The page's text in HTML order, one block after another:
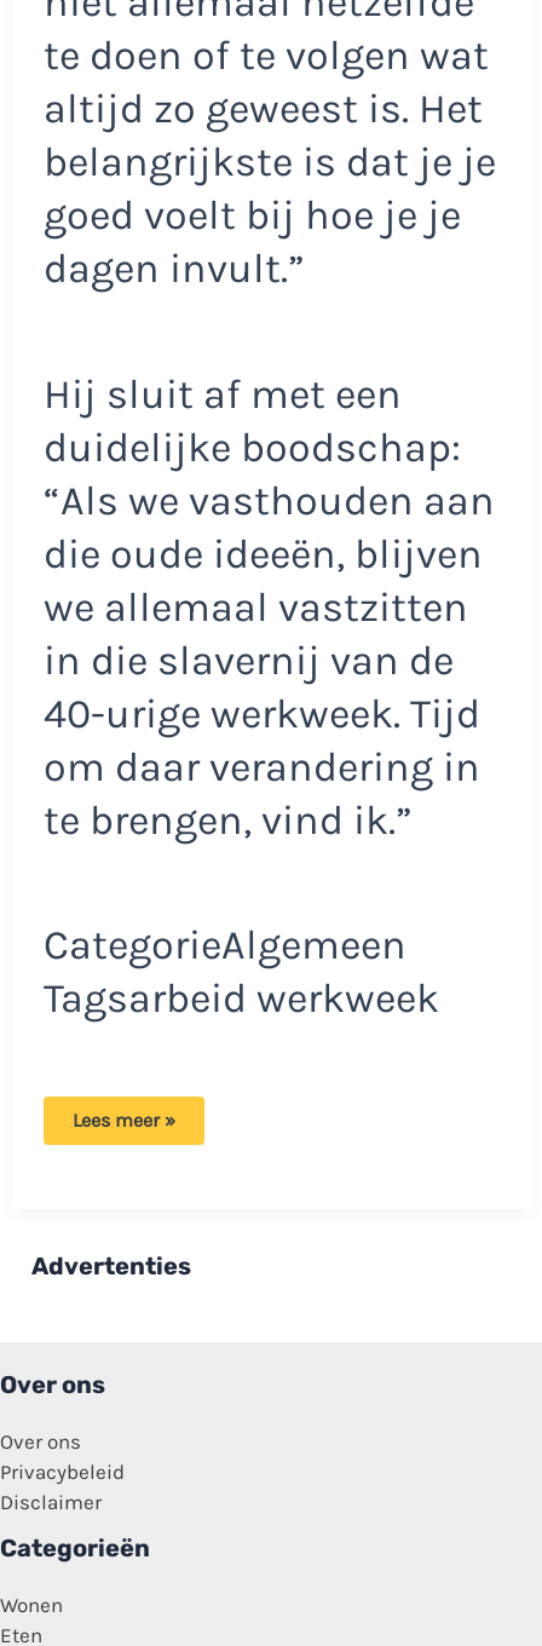
te doen of te volgen wat
altijd zo geweest is. Het
belangrijkste is dat je je
goed voelt bij hoe je je
dagen invult.”
Hij sluit af met een
duidelijke boodschap:
“Als we vasthouden aan
die oude ideeën, blijven
we allemaal vastzitten
in die slavernij van de
40-urige werkweek. Tijd
om daar verandering in
te brengen, vind ik.”
CategorieAlgemeen
Tagsarbeid werkweek
Ahmet
is
Lees meer »
Advertenties
Over ons
Over ons
Privacybeleid
Disclaimer
Categorieën
Wonen
Eten